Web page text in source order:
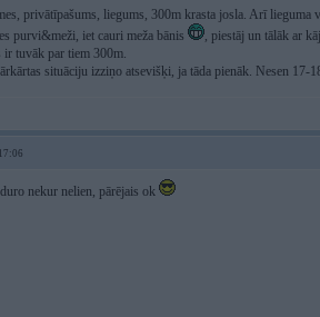
privātīpašums, liegums, 300m krasta josla. Arī lieguma
purvi&meži, iet cauri meža bānis
, piestāj un tālāk ar
ir tuvāk par tiem 300m.
situāciju izziņo atsevišķi, ja tāda pienāk. Nesen 17-
nekur nelien, pārējais ok